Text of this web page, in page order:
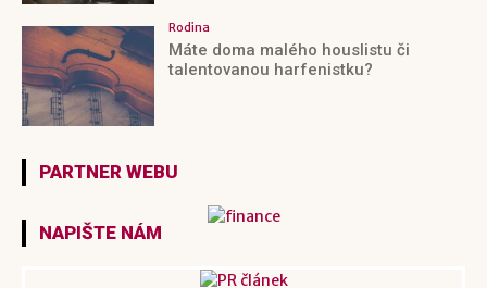
Rodina
Máte doma malého houslistu či
talentovanou harfenistku?
PARTNER WEBU
NAPIŠTE NÁM